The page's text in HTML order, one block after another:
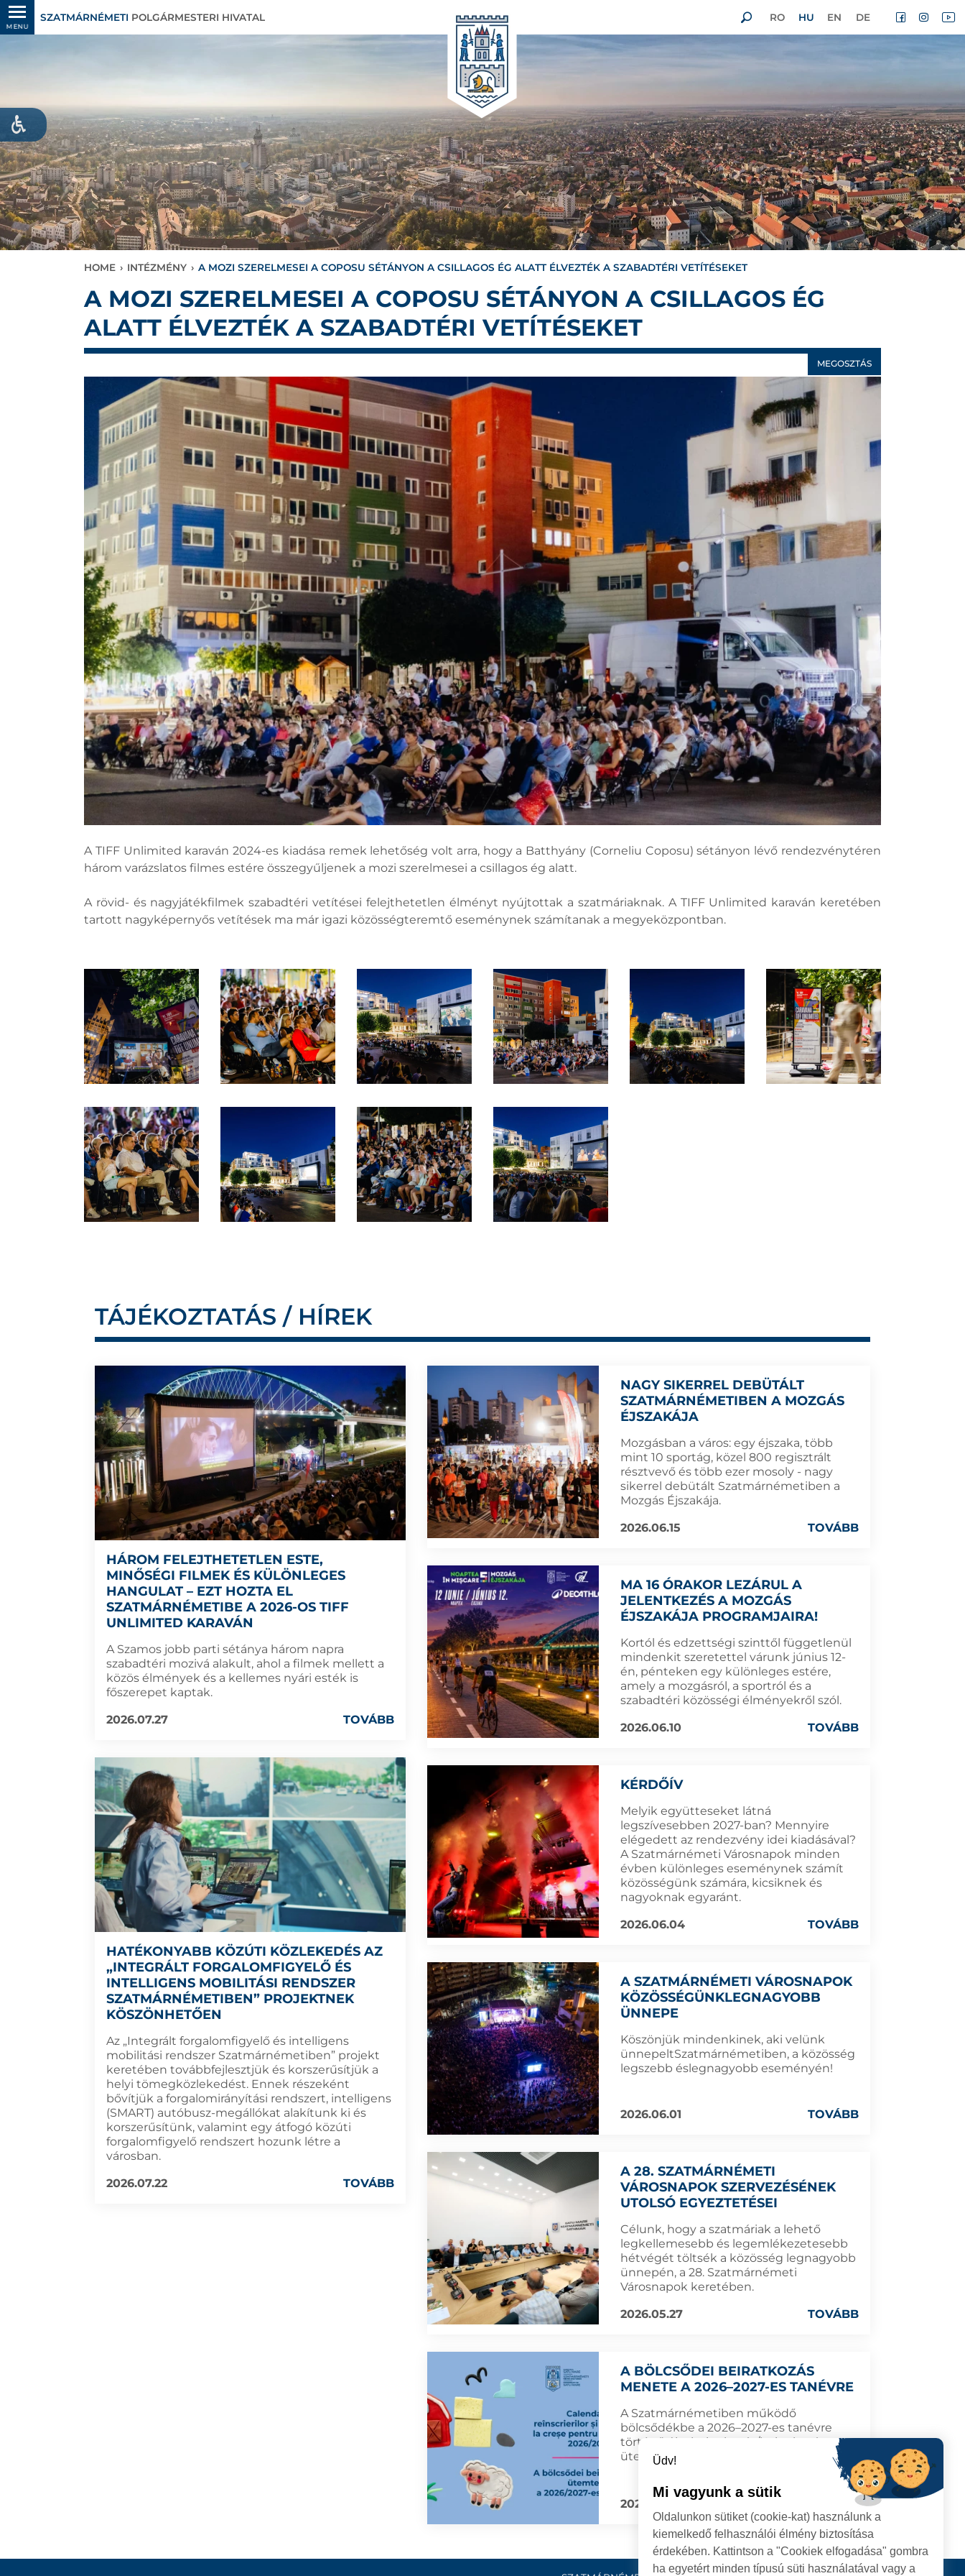
MENU
SZATMÁRNÉMETI POLGÁRMESTERI HIVATAL RO HU EN DE
HOME › INTÉZMÉNY › A MOZI SZERELMESEI A COPOSU SÉTÁNYON A CSILLAGOS ÉG ALATT ÉLVEZTÉK A SZABADTÉRI VETÍTÉSEKET
A MOZI SZERELMESEI A COPOSU SÉTÁNYON A CSILLAGOS ÉG
ALATT ÉLVEZTÉK A SZABADTÉRI VETÍTÉSEKET
MEGOSZTÁS
A TIFF Unlimited karaván 2024-es kiadása remek lehetőség volt arra, hogy a Batthyány (Corneliu Coposu) sétányon lévő rendezvénytéren
három varázslatos filmes estére összegyűljenek a mozi szerelmesei a csillagos ég alatt.
A rövid- és nagyjátékfilmek szabadtéri vetítései felejthetetlen élményt nyújtottak a szatmáriaknak. A TIFF Unlimited karaván keretében
tartott nagyképernyős vetítések ma már igazi közösségteremtő eseménynek számítanak a megyeközpontban.
TÁJÉKOZTATÁS / HÍREK
HÁROM FELEJTHETETLEN ESTE,
MINŐSÉGI FILMEK ÉS KÜLÖNLEGES
HANGULAT – EZT HOZTA EL
SZATMÁRNÉMETIBE A 2026-OS TIFF
UNLIMITED KARAVÁN
A Szamos jobb parti sétánya három napra
szabadtéri mozivá alakult, ahol a filmek mellett a
közös élmények és a kellemes nyári esték is
főszerepet kaptak.
2026.07.27
TOVÁBB
HATÉKONYABB KÖZÚTI KÖZLEKEDÉS AZ
„INTEGRÁLT FORGALOMFIGYELŐ ÉS
INTELLIGENS MOBILITÁSI RENDSZER
SZATMÁRNÉMETIBEN” PROJEKTNEK
KÖSZÖNHETŐEN
Az „Integrált forgalomfigyelő és intelligens
mobilitási rendszer Szatmárnémetiben” projekt
keretében továbbfejlesztjük és korszerűsítjük a
helyi tömegközlekedést. Ennek részeként
bővítjük a forgalomirányítási rendszert, intelligens
(SMART) autóbusz-megállókat alakítunk ki és
korszerűsítünk, valamint egy átfogó közúti
forgalomfigyelő rendszert hozunk létre a
városban.
2026.07.22
TOVÁBB
NAGY SIKERREL DEBÜTÁLT
SZATMÁRNÉMETIBEN A MOZGÁS
ÉJSZAKÁJA
Mozgásban a város: egy éjszaka, több
mint 10 sportág, közel 800 regisztrált
résztvevő és több ezer mosoly - nagy
sikerrel debütált Szatmárnémetiben a
Mozgás Éjszakája.
2026.06.15
TOVÁBB
MA 16 ÓRAKOR LEZÁRUL A
JELENTKEZÉS A MOZGÁS
ÉJSZAKÁJA PROGRAMJAIRA!
Kortól és edzettségi szinttől függetlenül
mindenkit szeretettel várunk június 12-
én, pénteken egy különleges estére,
amely a mozgásról, a sportról és a
szabadtéri közösségi élményekről szól.
2026.06.10
TOVÁBB
KÉRDŐÍV
Melyik együtteseket látná
legszívesebben 2027-ban? Mennyire
elégedett az rendezvény idei kiadásával?
A Szatmárnémeti Városnapok minden
évben különleges eseménynek számít
közösségünk számára, kicsiknek és
nagyoknak egyaránt.
2026.06.04
TOVÁBB
A SZATMÁRNÉMETI VÁROSNAPOK
KÖZÖSSÉGÜNKLEGNAGYOBB
ÜNNEPE
Köszönjük mindenkinek, aki velünk
ünnepeltSzatmárnémetiben, a közösség
legszebb éslegnagyobb eseményén!
2026.06.01 TOVÁBB
A 28. SZATMÁRNÉMETI
VÁROSNAPOK SZERVEZÉSÉNEK
UTOLSÓ EGYEZTETÉSEI
Célunk, hogy a szatmáriak a lehető
legkellemesebb és legemlékezetesebb
hétvégét töltsék a közösség legnagyobb
ünnepén, a 28. Szatmárnémeti
Városnapok keretében.
2026.05.27
TOVÁBB
A BÖLCSŐDEI BEIRATKOZÁS
MENETE A 2026–2027-ES TANÉVRE
A Szatmárnémetiben működő
bölcsődékbe a 2026–2027-es tanévre
történő újra beiratkozás/beiratkozás
ütemterve.
2026.05.12 TOVÁBB
Üdv!
Mi vagyunk a sütik
Oldalunkon sütiket (cookie-kat) használunk a
kiemelkedő felhasználói élmény biztosítása
érdekében. Kattintson a "Cookiek elfogadása" gombra
ha egyetért minden típusú süti használatával vagy a